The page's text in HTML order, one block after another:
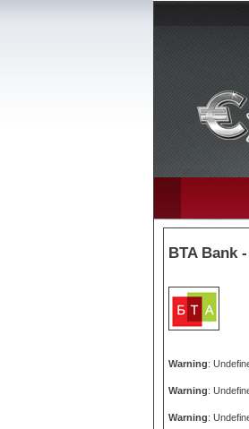
BTA Bank
Warning:
Warning:
Warning: